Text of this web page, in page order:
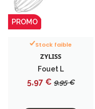
Stock faible
ZYLISS
Fouet L
Prix
5,97 € Prix
9,95 €
PROMO